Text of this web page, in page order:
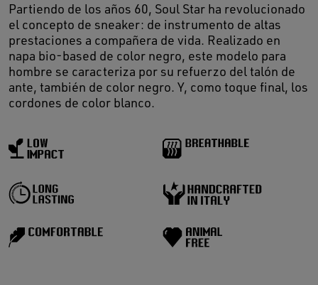
Partiendo de los años 60, Soul Star ha revolucionado
el concepto de sneaker: de instrumento de altas
prestaciones a compañera de vida. Realizado en
napa bio-based de color negro, este modelo para
hombre se caracteriza por su refuerzo del talón de
ante, también de color negro. Y, como toque final, los
cordones de color blanco.